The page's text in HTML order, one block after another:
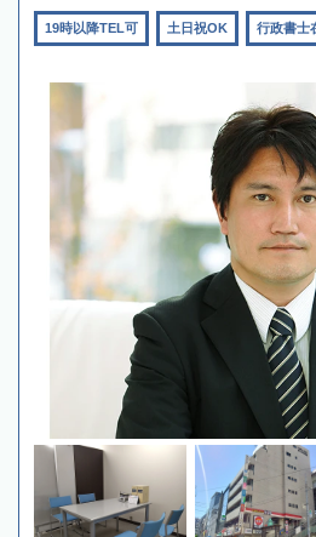
19時以降TEL可 土日祝OK 行政書士